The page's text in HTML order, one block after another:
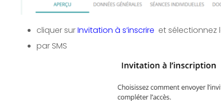
cliquer surInvitation à s’inscrire et sélectionnez
par SMS